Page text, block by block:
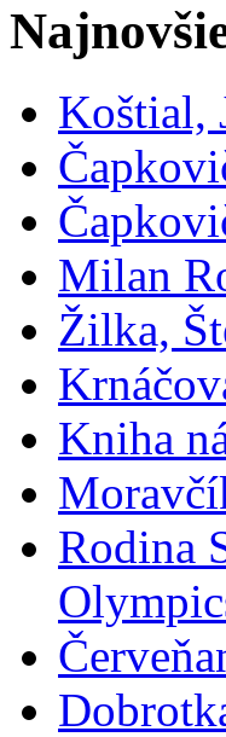
Koštial,
Milan
Žilka,
Kniha
Rodina